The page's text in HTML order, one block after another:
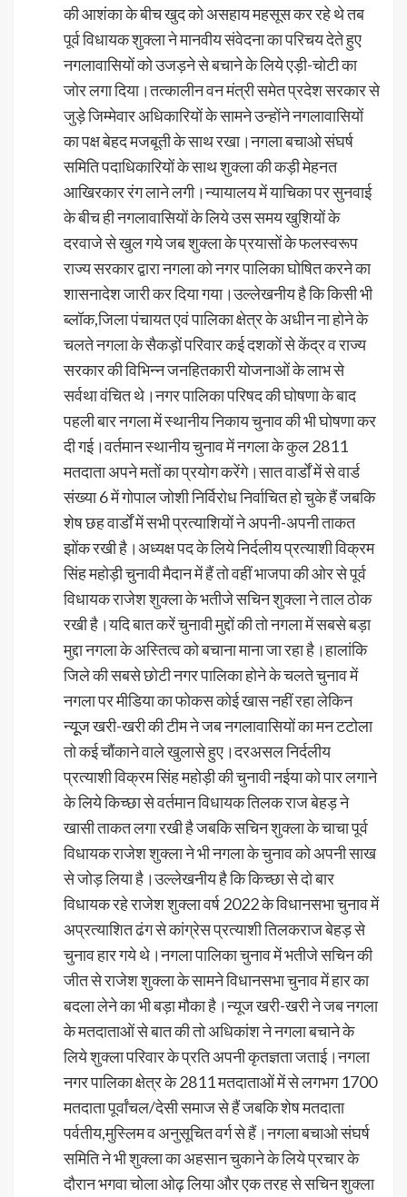
की आशंका के बीच खुद को असहाय महसूस कर रहे थे तब
पूर्व विधायक शुक्ला ने मानवीय संवेदना का परिचय देते हुए
नगलावासियों को उजड़ने से बचाने के लिये एड़ी-चोटी का
जोर लगा दिया।तत्कालीन वन मंत्री समेत प्रदेश सरकार से
जुड़े जिम्मेवार अधिकारियों के सामने उन्होंने नगलावासियों
का पक्ष बेहद मजबूती के साथ रखा।नगला बचाओ संघर्ष
समिति पदाधिकारियों के साथ शुक्ला की कड़ी मेहनत
आखिरकार रंग लाने लगी।न्यायालय में याचिका पर सुनवाई
के बीच ही नगलावासियों के लिये उस समय खुशियों के
दरवाजे से खुल गये जब शुक्ला के प्रयासों के फलस्वरूप
राज्य सरकार द्वारा नगला को नगर पालिका घोषित करने का
शासनादेश जारी कर दिया गया।उल्लेखनीय है कि किसी भी
ब्लॉक,जिला पंचायत एवं पालिका क्षेत्र के अधीन ना होने के
चलते नगला के सैकड़ों परिवार कई दशकों से केंद्र व राज्य
सरकार की विभिन्न जनहितकारी योजनाओं के लाभ से
सर्वथा वंचित थे।नगर पालिका परिषद की घोषणा के बाद
पहली बार नगला में स्थानीय निकाय चुनाव की भी घोषणा कर
दी गई।वर्तमान स्थानीय चुनाव में नगला के कुल 2811
मतदाता अपने मतों का प्रयोग करेंगे।सात वार्डों में से वार्ड
संख्या 6 में गोपाल जोशी निर्विरोध निर्वाचित हो चुके हैं जबकि
शेष छह वार्डों में सभी प्रत्याशियों ने अपनी-अपनी ताकत
झोंक रखी है।अध्यक्ष पद के लिये निर्दलीय प्रत्याशी विक्रम
सिंह महोड़ी चुनावी मैदान में हैं तो वहीं भाजपा की ओर से पूर्व
विधायक राजेश शुक्ला के भतीजे सचिन शुक्ला ने ताल ठोक
रखी है।यदि बात करें चुनावी मुद्दों की तो नगला में सबसे बड़ा
मुद्दा नगला के अस्तित्व को बचाना माना जा रहा है।हालांकि
जिले की सबसे छोटी नगर पालिका होने के चलते चुनाव में
नगला पर मीडिया का फोकस कोई खास नहीं रहा लेकिन
न्यूूज खरी-खरी की टीम ने जब नगलावासियों का मन टटोला
तो कई चौंकाने वाले खुलासे हुए।दरअसल निर्दलीय
प्रत्याशी विक्रम सिंह महोड़ी की चुनावी नईया को पार लगाने
के लिये किच्छा से वर्तमान विधायक तिलक राज बेहड़ ने
खासी ताकत लगा रखी है जबकि सचिन शुक्ला के चाचा पूर्व
विधायक राजेश शुक्ला ने भी नगला के चुनाव को अपनी साख
से जोड़ लिया है।उल्लेखनीय है कि किच्छा से दो बार
विधायक रहे राजेश शुक्ला वर्ष 2022 के विधानसभा चुनाव में
अप्रत्याशित ढंग से कांग्रेस प्रत्याशी तिलकराज बेहड़ से
चुनाव हार गये थे।नगला पालिका चुनाव में भतीजे सचिन की
जीत से राजेश शुक्ला के सामने विधानसभा चुनाव में हार का
बदला लेने का भी बड़ा मौका है।न्यूज खरी-खरी ने जब नगला
के मतदाताओं से बात की तो अधिकांश ने नगला बचाने के
लिये शुक्ला परिवार के प्रति अपनी कृतज्ञता जताई।नगला
नगर पालिका क्षेत्र के 2811 मतदाताओं में से लगभग 1700
मतदाता पूर्वांचल/देसी समाज से हैं जबकि शेष मतदाता
पर्वतीय,मुस्लिम व अनुसूचित वर्ग से हैं।नगला बचाओ संघर्ष
समिति ने भी शुक्ला का अहसान चुकाने के लिये प्रचार के
दौरान भगवा चोला ओढ़ लिया और एक तरह से सचिन शुक्ला